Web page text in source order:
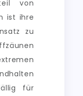
von
ist ihre
zu
für